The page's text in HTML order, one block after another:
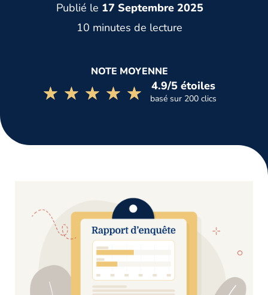
Publié le 17 Septembre 2025
10 minutes de lecture
NOTE MOYENNE
☆☆☆☆☆
★★★★★ 4.9/5 étoiles
basé sur 200 clics